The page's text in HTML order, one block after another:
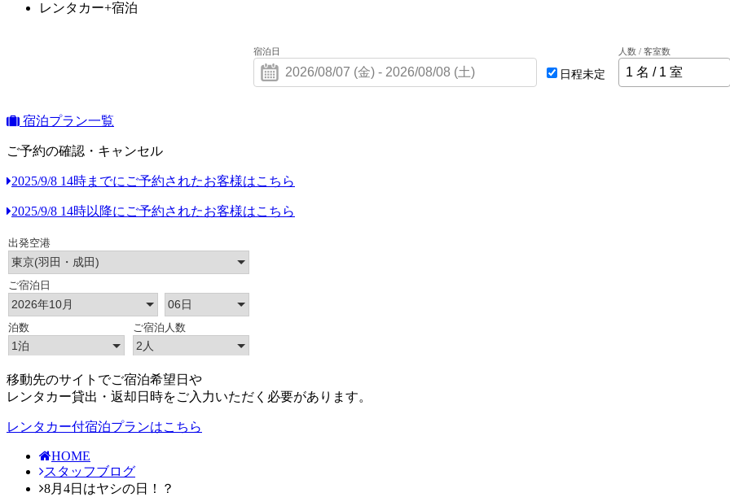
レンタカー+宿泊
宿泊日
日程未定
人数 / 客室数
宿泊プラン一覧
ご予約の確認・キャンセル
2025/9/8 14時までにご予約されたお客様はこちら
2025/9/8 14時以降にご予約されたお客様はこちら
移動先のサイトでご宿泊希望日や
レンタカー貸出・返却日時をご入力いただく必要があります。
レンタカー付宿泊プランはこちら
HOME
スタッフブログ
8月4日はヤシの日！？